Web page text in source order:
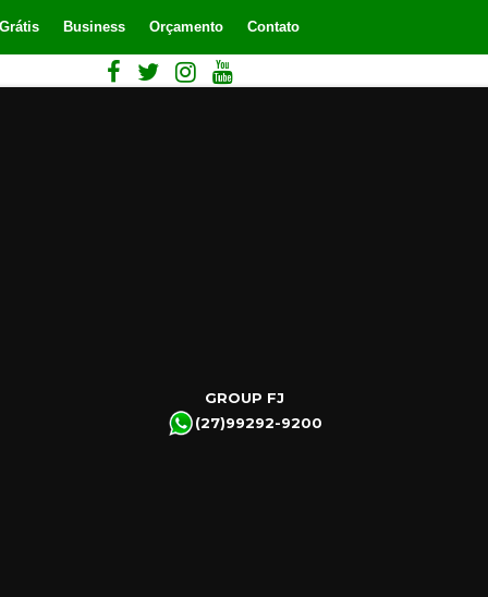
Business Orçamento Contato
GROUP FJ
(27)99292-9200